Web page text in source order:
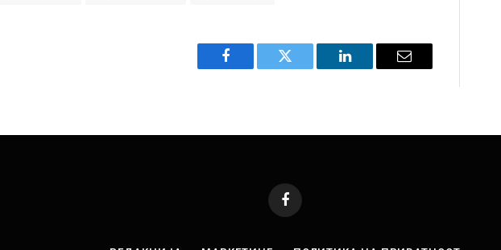
Facebook Twitter LinkedIn Email
Facebook